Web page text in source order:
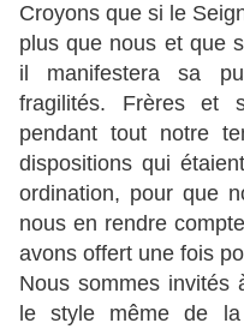
Croyons que si le
plus que nous et que
il manifestera sa
fragilités. Frères et
pendant tout notre
dispositions qui
ordination, pour que
nous en rendre
avons offert une fois
Nous sommes invités
le style même de